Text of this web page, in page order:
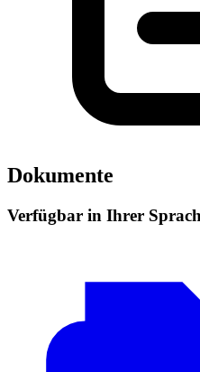
Dokumente
Verfügbar in Ihrer